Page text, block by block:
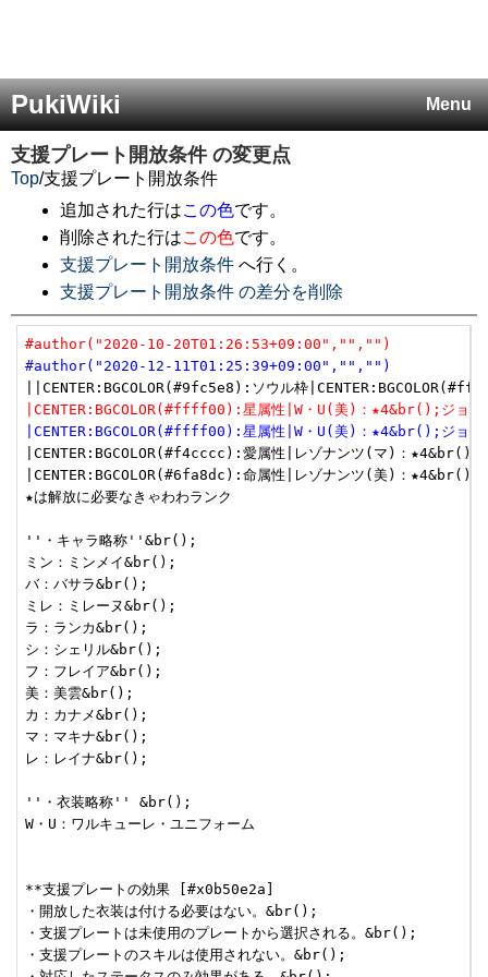
Menu
PukiWiki
支援プレート開放条件の変更点
Top/支援プレート開放条件
追加された行はこの色です。
削除された行はこの色です。
支援プレート開放条件 へ行く。
支援プレート開放条件 の差分を削除
#author("2020-10-20T01:26:53+09:00","","")
#author("2020-12-11T01:25:39+09:00","","")
|CENTER:BGCOLOR(#ffff00):星属性|W・U(美)：★4&br();ジョ
|CENTER:BGCOLOR(#ffff00):星属性|W・U(美)：★4&br();ジョ
|CENTER:BGCOLOR(#f4cccc):愛属性|レゾナンツ(マ)：
|CENTER:BGCOLOR(#6fa8dc):命属性|レゾナンツ(美)：
★は解放に必要なきゃわわランク
''・キャラ略称''&br();
ミン：ミンメイ&br();
バ：バサラ&br();
ミレ：ミレーヌ&br();
ラ：ランカ&br();
シ：シェリル&br();
フ：フレイア&br();
美：美雲&br();
カ：カナメ&br();
マ：マキナ&br();
レ：レイナ&br();
''・衣装略称'' &br();
W・U：ワルキューレ・ユニフォーム
**支援プレートの効果 [#x0b50e2a]
・開放した衣装は付ける必要はない。&br();
・支援プレートは未使用のプレートから選択される。&br();
・支援プレートのスキルは使用されない。&br();